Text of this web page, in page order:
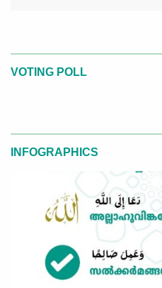
VOTING POLL
INFOGRAPHICS